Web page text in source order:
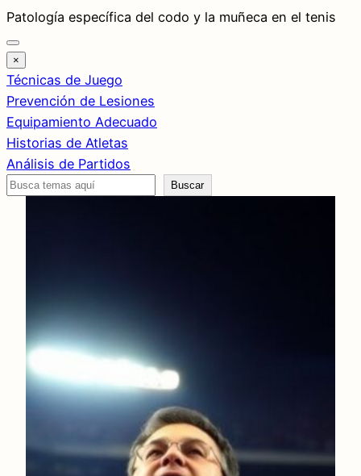
Saltar
al
contenido
Patología específica del codo y la muñeca en el tenis
×
Técnicas de Juego
Prevención de Lesiones
Equipamiento Adecuado
Historias de Atletas
Análisis de Partidos
Buscar
Buscar